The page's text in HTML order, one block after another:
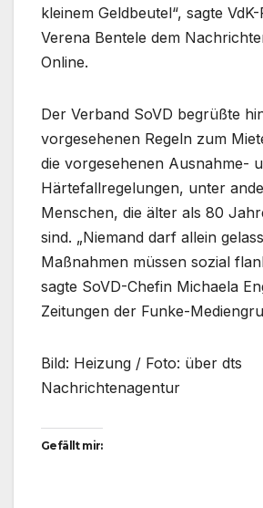
kleinem Geldbeutel“, sagte
Verena Bentele dem
Online.
Der Verband SoVD begrüßte
vorgesehenen Regeln zum
die vorgesehenen Ausnahme-
Härtefallregelungen, unter
Menschen, die älter als 80
sind. „Niemand darf allein
Maßnahmen müssen sozial
sagte SoVD-Chefin Michaela
Zeitungen der Funke-
Bild: Heizung / Foto: über dts
Nachrichtenagentur
Gefällt mir: